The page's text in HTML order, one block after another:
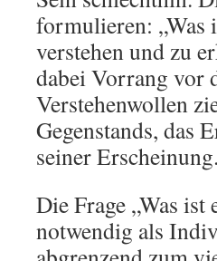
formulieren: „Was
verstehen und zu
dabei Vorrang vor
Verstehenwollen
Gegenstands, das
seiner Erscheinung.
Die Frage „Was ist
notwendig als